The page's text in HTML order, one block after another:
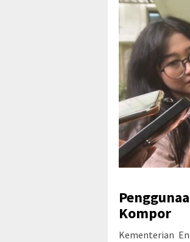
Kompor
Kementerian